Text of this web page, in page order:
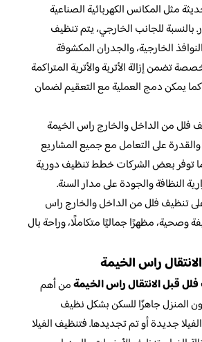
مثل المكانس الكهربائية الصناعية
بالنسبة للجانب الخارجي، يتم تنظيف
الخارجية، والجدران المكشوفة
تضمن إزالة الأتربة والأتربة المتراكمة
كما يمكن دمج العملية مع التعقيم لضمان
فلل من الداخل والخارج راس الخيمة
والقدرة على التعامل مع جميع المشاريع
توفر بعض الشركات خطط تنظيف دورية
النظافة والجودة على مدار السنة.
تنظيف فلل من الداخل والخارج راس
وصحية، مظهرًا جماليًا متكاملًا، وراحة بال
راس الخيمة
قبل الانتقال راس الخيمةمن أهم
المنزل جاهزًا للسكن بشكل نظيف
جديدة أو تم تجديدها. فتنظيف الفيلا